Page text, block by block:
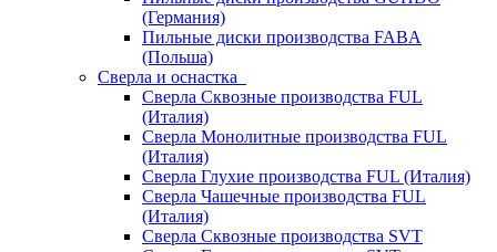
(Германия)
Пильные диски производства FABA
(Польша)
Сверла и оснастка
Сверла Сквозные производства FUL
(Италия)
Сверла Монолитные производства FUL
(Италия)
Сверла Глухие производства FUL (Италия)
Сверла Чашечные производства FUL
(Италия)
Сверла Сквозные производства SVT